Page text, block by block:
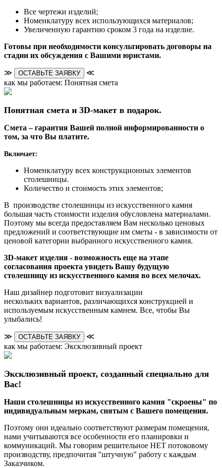
Все чертежи изделий;
Номенклатуру всех использующихся материалов;
Увеличенную гарантию сроком 3 года на изделие.
Готовы при необходимости консультировать договоры на
стадии их обсуждения с Вашими юристами.
≫ ОСТАВЬТЕ ЗАЯВКУ
≪
как мы работаем: Понятная смета
Понятная смета и 3D-макет в подарок.
Смета – гарантия Вашей полной информированности о
том, за что Вы платите.
Включает:
Номенклатуру всех конструкционных элементов
столешницы.
Количество и стоимость этих элементов;
В производстве столешницы из искусственного камня
большая часть стоимости изделия обусловлена материалами.
Поэтому мы всегда предоставляем Вам несколько ценовых
предложений и соответствующие им сметы - в зависимости от
ценовой категории выбранного искусственного камня.
3D-макет изделия - возможность еще на этапе
согласования проекта увидеть Вашу будущую
столешницу из искусственного камня во всех мелочах.
Наш дизайнер подготовит визуализации
нескольких вариантов, различающихся конструкцией и
используемым искусственным камнем. Все, чтобы Вы
улыбались!
≫ ОСТАВЬТЕ ЗАЯВКУ
≪
как мы работаем: Эксклюзивный проект
Эксклюзивный проект, созданный специально для
Вас!
Наши столешницы из искусственного камня "скроены" по
индивидуальным меркам, снятым с Вашего помещения.
Поэтому они идеально соответствуют размерам помещения,
нами учитываются все особенности его планировки и
коммуникаций. Мы говорим решительное НЕТ потоковому
производству, предпочитая "штучную" работу с каждым
Заказчиком.